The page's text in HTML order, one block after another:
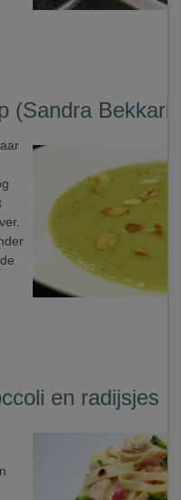
(Sandra Bekkari)
en radijsjes